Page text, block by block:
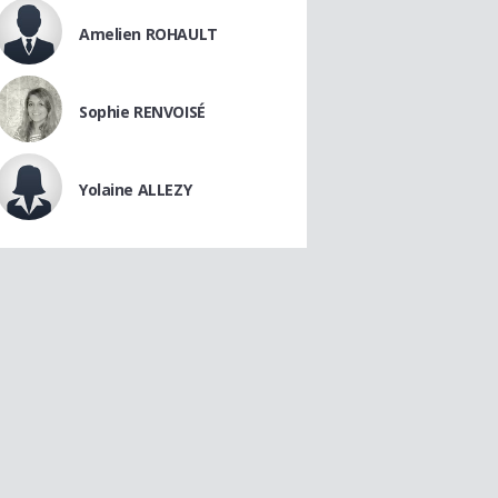
Amelien ROHAULT
Sophie RENVOISÉ
Yolaine ALLEZY